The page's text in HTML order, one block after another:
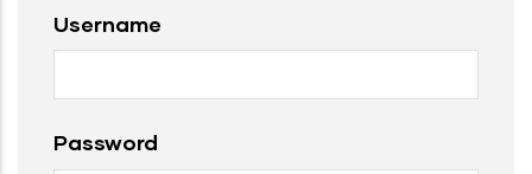
Username
Password